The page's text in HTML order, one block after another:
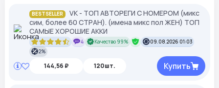
BESTSELLER
VK - ТОП АВТОРЕГИ С НОМЕРОМ (микс
сим, более 60 СТРАН). (имена микс пол ЖЕН) ТОП
САМЫЕ ХОРОШИЕ АККИ
4 Качество 99%
09.08.2026 01:03
2%
144,56 ₽ 120шт. Купить